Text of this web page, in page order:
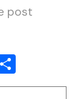
post
h